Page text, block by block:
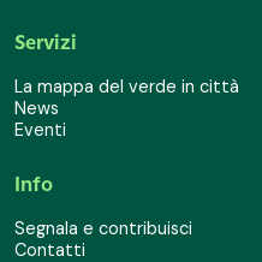
Servizi
La mappa del verde in città
News
Eventi
Info
Segnala e contribuisci
Contatti